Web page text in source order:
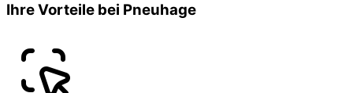
Ihre Vorteile bei Pneuhage